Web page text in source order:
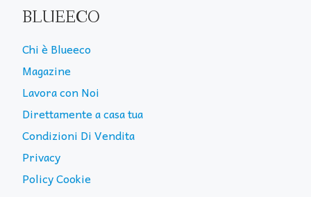
BLUEECO
Chi è Blueeco
Magazine
Lavora con Noi
Direttamente a casa tua
Condizioni Di Vendita
Privacy
Policy Cookie